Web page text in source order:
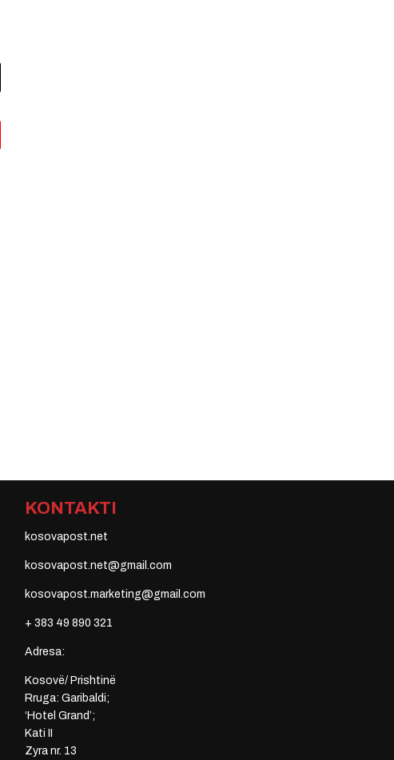
KONTAKTI
kosovapost.net
kosovapost.net@gmail.com
kosovapost.marketing@gmail.com
+ 383 49 890 321
Adresa:
Kosovë/ Prishtinë
Rruga: Garibaldi;
‘Hotel Grand’;
Kati II
Zyra nr. 13